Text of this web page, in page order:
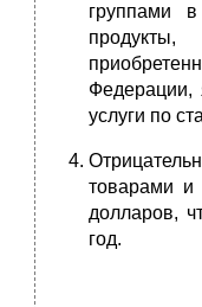
группами
Федерации,
услуги по
товарами и
долларов,
год.